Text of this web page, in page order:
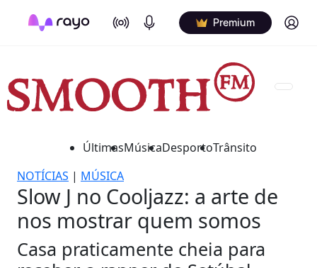
On Air Podcasts Premium Log in
ÚltimasMúsicaDesportoTrânsito
NOTÍCIAS | MÚSICA
Slow J no Cooljazz: a arte de
nos mostrar quem somos
Casa praticamente cheia para